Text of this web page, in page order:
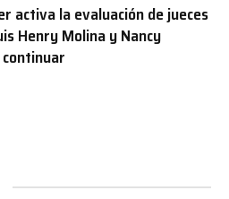
activa la evaluación de jueces
Henry Molina y Nancy